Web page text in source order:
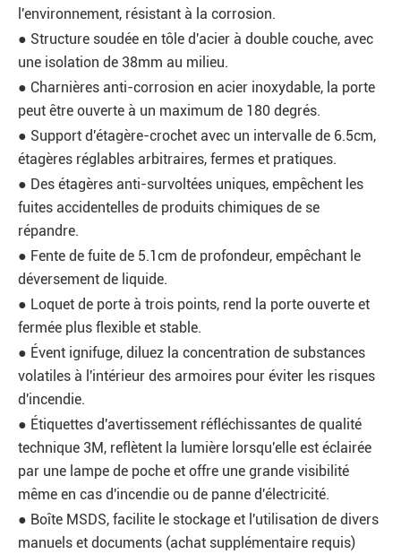
l'environnement, résistant à la corrosion.
● Structure soudée en tôle d'acier à double couche, avec
une isolation de 38mm au milieu.
● Charnières anti-corrosion en acier inoxydable, la porte
peut être ouverte à un maximum de 180 degrés.
● Support d'étagère-crochet avec un intervalle de 6.5cm,
étagères réglables arbitraires, fermes et pratiques.
● Des étagères anti-survoltées uniques, empêchent les
fuites accidentelles de produits chimiques de se
répandre.
● Fente de fuite de 5.1cm de profondeur, empêchant le
déversement de liquide.
● Loquet de porte à trois points, rend la porte ouverte et
fermée plus flexible et stable.
● Évent ignifuge, diluez la concentration de substances
volatiles à l'intérieur des armoires pour éviter les risques
d'incendie.
● Étiquettes d'avertissement réfléchissantes de qualité
technique 3M, reflètent la lumière lorsqu'elle est éclairée
par une lampe de poche et offre une grande visibilité
même en cas d'incendie ou de panne d'électricité.
● Boîte MSDS, facilite le stockage et l'utilisation de divers
manuels et documents (achat supplémentaire requis)